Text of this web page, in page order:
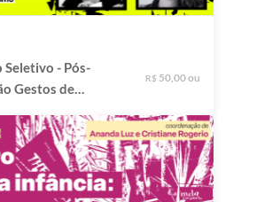
Seletivo - Pós-
de
R$ 50,00 ou